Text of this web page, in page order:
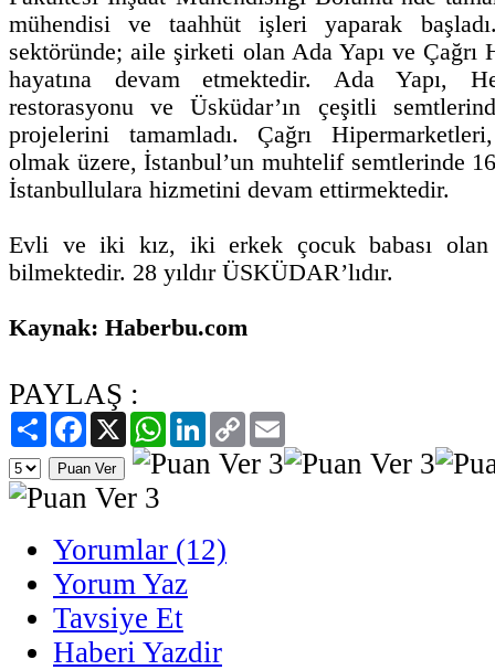
mühendisi ve taahhüt işleri yaparak
sektöründe; aile şirketi olan Ada Yapı ve
hayatına devam etmektedir. Ada Yapı,
restorasyonu ve Üsküdar’ın çeşitli
projelerini tamamladı. Çağrı
olmak üzere, İstanbul’un muhtelif semtlerinde
İstanbullulara hizmetini devam ettirmektedir.
Evli ve iki kız, iki erkek çocuk babası
bilmektedir. 28 yıldır ÜSKÜDAR’lıdır.
Kaynak: Haberbu.com
PAYLAŞ :
PaylaşFacebook
X WhatsAppLinkedIn
Copy
Link
Yorumlar (12)
Yorum Yaz
Tavsiye Et
Haberi Yazdir